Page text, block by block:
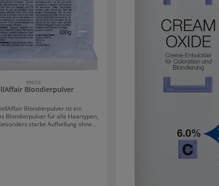
99072
Blondierpulver
Blondierpulver ist ein
Blondierpulver für alle Haartypen,
starke Aufhellung ohne